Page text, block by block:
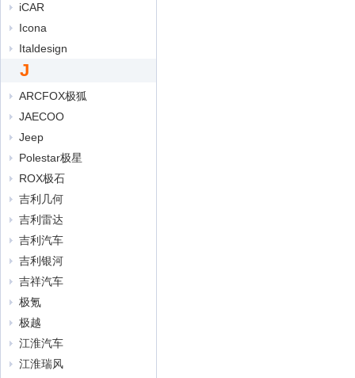
iCAR
Icona
Italdesign
J
ARCFOX极狐
JAECOO
Jeep
Polestar极星
ROX极石
吉利几何
吉利雷达
吉利汽车
吉利银河
吉祥汽车
极氪
极越
江淮汽车
江淮瑞风